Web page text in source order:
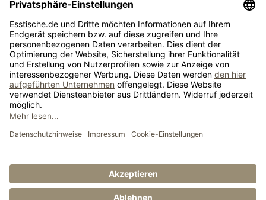
Lieferung nach
Tische ausziehbar
Tische